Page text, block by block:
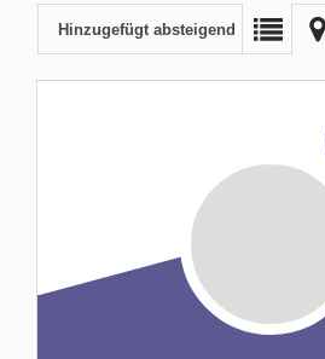
Hinzugefügt absteigend